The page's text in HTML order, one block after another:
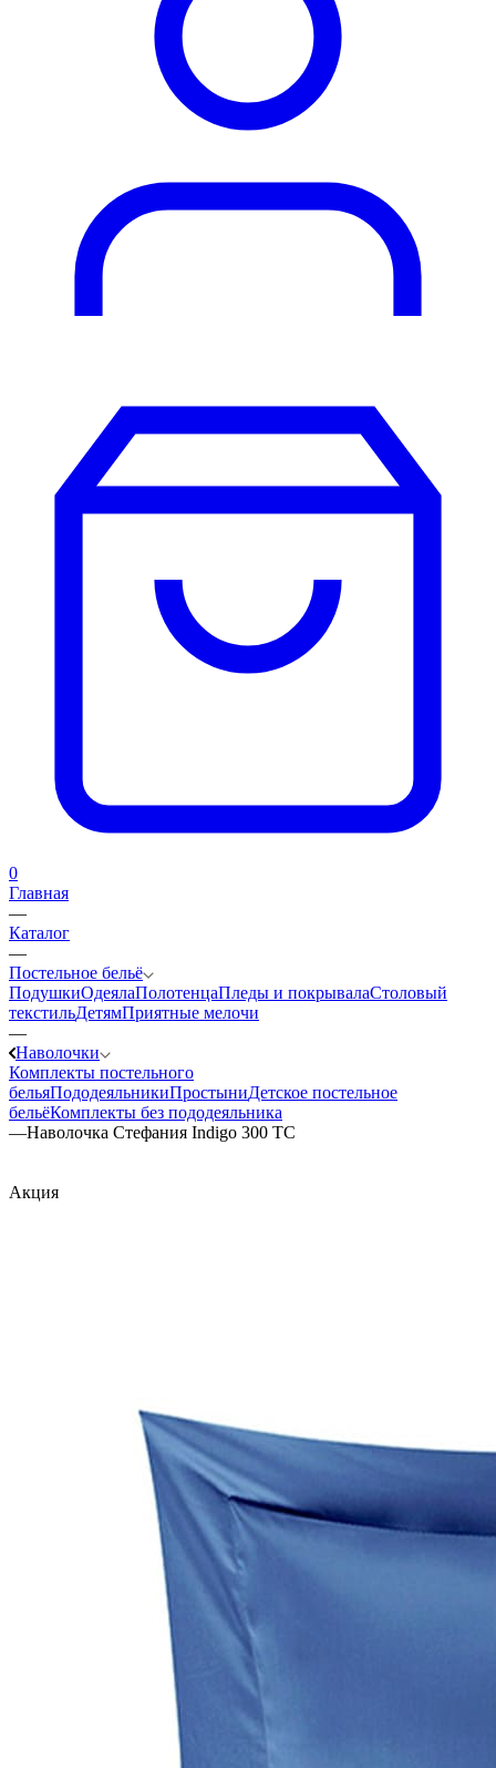
0
Главная
—
Каталог
—
Постельное бельё
ПодушкиОдеялаПолотенцаПледы и покрывалаСтоловый
текстильДетямПриятные мелочи
—
Наволочки
Комплекты постельного
бельяПододеяльникиПростыниДетское постельное
бельёКомплекты без пододеяльника
—Наволочка Стефания Indigo 300 TC
Акция